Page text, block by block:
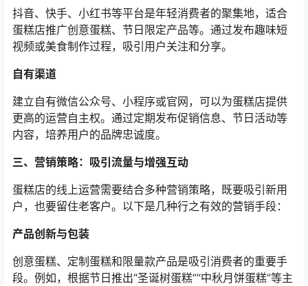
抖音、快手、小红书等平台是年轻消费者的聚集地，适合
蛋糕店推广创意蛋糕、节日限定产品等。通过发布趣味短
视频或美食制作过程，吸引用户关注和分享。
自有渠道
建立自有微信公众号、小程序或官网，可以为蛋糕店提供
更高的运营自主权。通过定期发布促销信息、节日活动等
内容，培养用户的品牌忠诚度。
三、营销策略：吸引流量与增强互动
蛋糕店的线上运营需要结合多种营销策略，既要吸引新用
户，也要留住老客户。以下是几种行之有效的营销手段：
产品创新与包装
创意蛋糕、定制蛋糕和限量款产品是吸引消费者的重要手
段。例如，根据节日推出“圣诞树蛋糕”“中秋月饼蛋糕”等主